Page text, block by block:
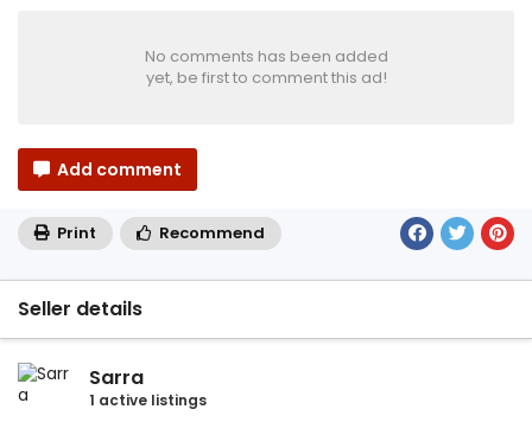
No comments has been added
yet, be first to comment this ad!
Add comment
Print Recommend
Seller details
Sarra
1 active listings